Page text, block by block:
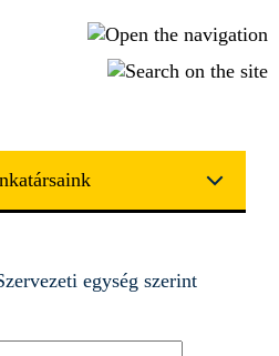
a tartalomra
egység szerint